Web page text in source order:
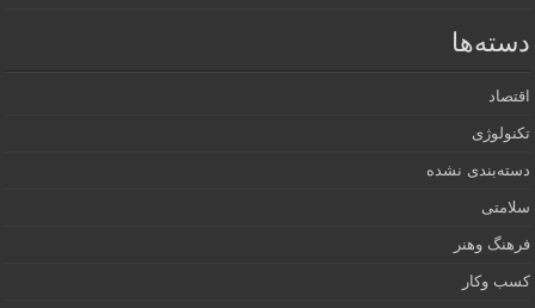
دسته‌ها
اقتصاد
تکنولوژی
دسته‌بندی نشده
سلامتی
فرهنگ وهنر
کسب وکار